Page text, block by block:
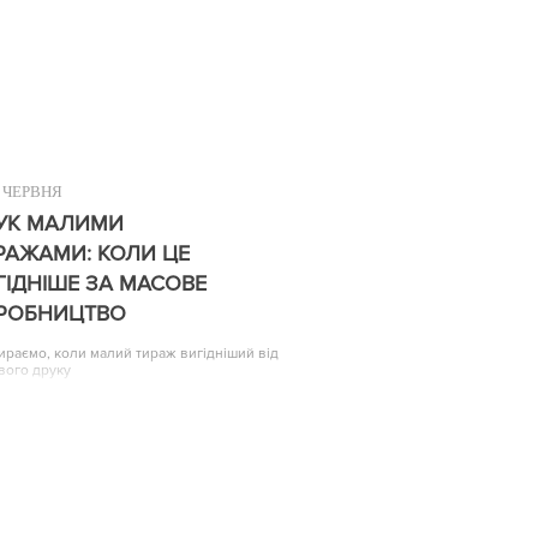
ЧЕРВНЯ
МАЛИМИ
КОЛИ ЦЕ
ЗА МАСОВЕ
коли малий тираж вигідніший від
друку